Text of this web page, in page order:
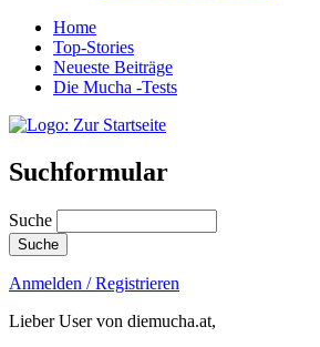
Home
Top-Stories
Neueste Beiträge
Die Mucha -Tests
Suchformular
Suche
Anmelden / Registrieren
Lieber User von diemucha.at,